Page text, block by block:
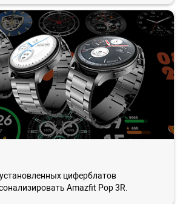
циферблатов
Amazfit Pop 3R.